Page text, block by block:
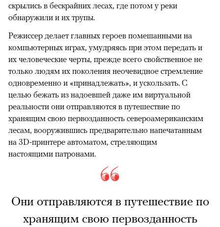
скрылись в бескрайних лесах, где потом у реки
обнаружили и их трупы.
Режиссер делает главных героев помешанными на
компьютерных играх, умудряясь при этом передать и
их человеческие черты, прежде всего свойственное не
только людям их поколения неочевидное стремление
одновременно и «принадлежать», и ускользать. С
целью бежать из надоевшей даже им виртуальной
реальности они отправляются в путешествие по
хранящим свою первозданность североамериканским
лесам, вооружившись предварительно напечатанным
на 3D-принтере автоматом, стреляющим
настоящими патронами.
Они отправляются в путешествие по
хранящим свою первозданность